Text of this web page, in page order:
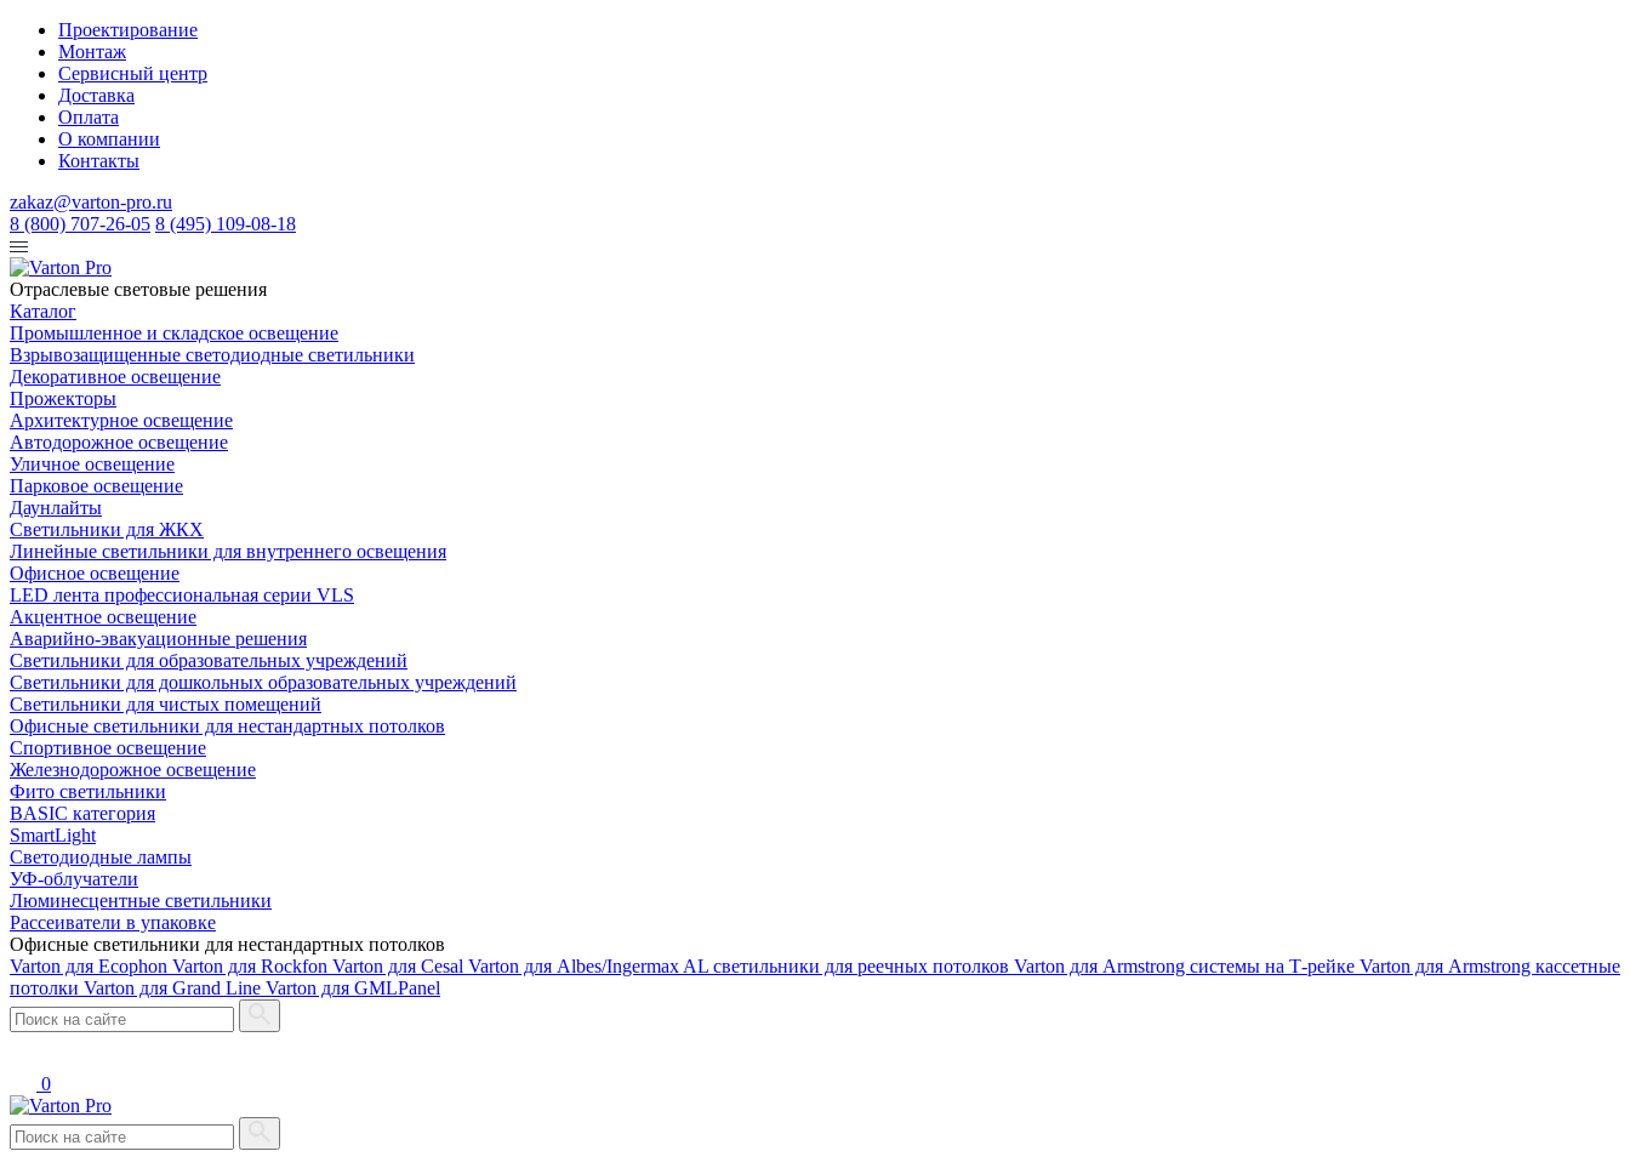
Проектирование
Монтаж
Сервисный центр
Доставка
Оплата
О компании
Контакты
zakaz@varton-pro.ru
8 (800) 707-26-05 8 (495) 109-08-18
Отраслевые световые решения
Каталог
Промышленное и складское освещение
Взрывозащищенные светодиодные светильники
Декоративное освещение
Прожекторы
Архитектурное освещение
Автодорожное освещение
Уличное освещение
Парковое освещение
Даунлайты
Светильники для ЖКХ
Линейные светильники для внутреннего освещения
Офисное освещение
LED лента профессиональная серии VLS
Акцентное освещение
Аварийно-эвакуационные решения
Светильники для образовательных учреждений
Светильники для дошкольных образовательных учреждений
Светильники для чистых помещений
Офисные светильники для нестандартных потолков
Спортивное освещение
Железнодорожное освещение
Фито светильники
BASIC категория
SmartLight
Светодиодные лампы
УФ-облучатели
Люминесцентные светильники
Рассеиватели в упаковке
Офисные светильники для нестандартных потолков
Varton для Ecophon Varton для Rockfon Varton для Cesal Varton для Albes/Ingermax AL светильники для реечных потолков Varton для Armstrong системы на Т-рейке Varton для Armstrong кассетные
потолки Varton для Grand Line Varton для GMLPanel
0